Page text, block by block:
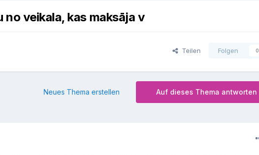
veikala, kas maksāja v
Teilen Folgen 0
Auf dieses Thema antworten
Neues Thema erstellen